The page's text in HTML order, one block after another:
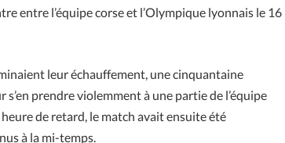
entre l’équipe corse et l’Olympique lyonnais le 16
leur échauffement, une cinquantaine
prendre violemment à une partie de l’équipe
de retard, le match avait ensuite été
à la mi-temps.